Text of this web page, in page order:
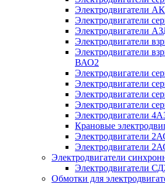
Электродвигатели
Электродвигатели
Электродвигатели
Электродвигатели
Электродвигатели
ВАО2
Электродвигатели
Электродвигатели
Электродвигатели
Электродвигатели
Электродвигатели
Крановые
Электродвигатели
Электродвигатели
Электродвигатели
Электродвигатели
Обмотки для